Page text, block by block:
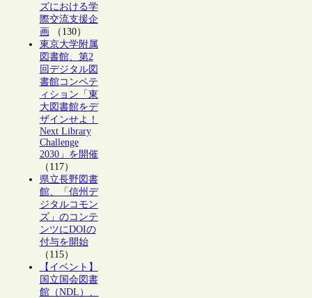
ズにおける学
際交流支援企
画 （130）
東京大学附属
図書館、第2
回デジタル図
書館コンペテ
ィション「東
大図書館をデ
ザインせよ！
Next Library
Challenge
2030」を開催
（117）
県立長野図書
館、「信州デ
ジタルコモン
ズ」のコンテ
ンツにDOIの
付与を開始
（115）
【イベント】
国立国会図書
館（NDL）、